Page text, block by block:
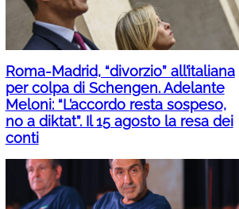
Roma-Madrid, “divorzio” all’italiana
per colpa di Schengen. Adelante
Meloni: “L’accordo resta sospeso,
no a diktat”. Il 15 agosto la resa dei
conti